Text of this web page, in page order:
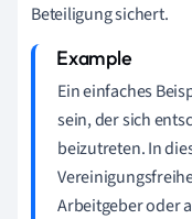
Beteiligung sichert.
Ein einfaches
sein, der sich
beizutreten. In
Arbeitgeber oder